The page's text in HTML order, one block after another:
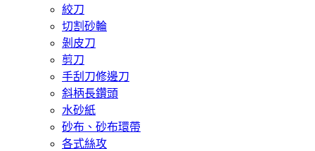
絞刀
切割砂輪
剝皮刀
剪刀
手刮刀修邊刀
斜柄長鑽頭
水砂紙
砂布、砂布環帶
各式絲攻